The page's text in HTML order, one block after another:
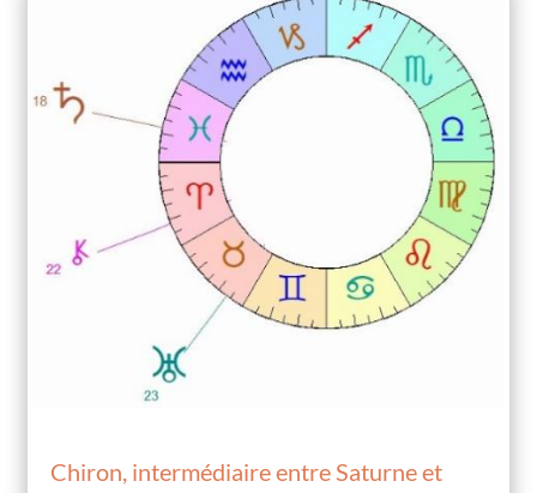
Chiron, intermédiaire entre Saturne et